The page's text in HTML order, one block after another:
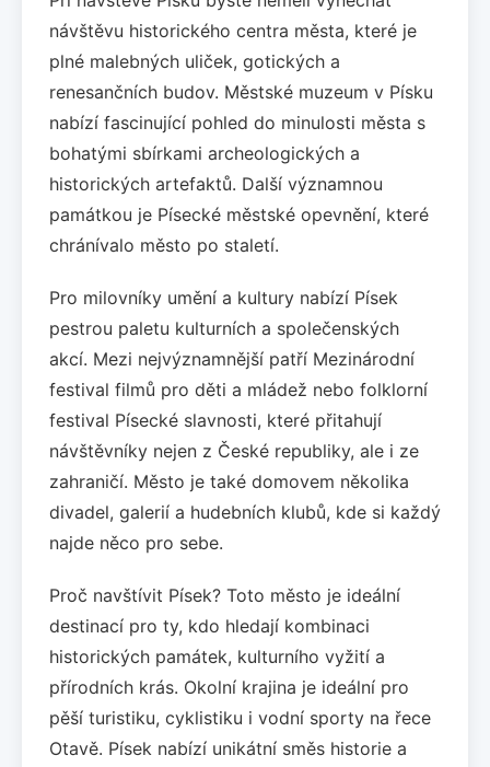
návštěvu historického centra města, které je
plné malebných uliček, gotických a
renesančních budov. Městské muzeum v Písku
nabízí fascinující pohled do minulosti města s
bohatými sbírkami archeologických a
historických artefaktů. Další významnou
památkou je Písecké městské opevnění, které
chránívalo město po staletí.
Pro milovníky umění a kultury nabízí Písek
pestrou paletu kulturních a společenských
akcí. Mezi nejvýznamnější patří Mezinárodní
festival filmů pro děti a mládež nebo folklorní
festival Písecké slavnosti, které přitahují
návštěvníky nejen z České republiky, ale i ze
zahraničí. Město je také domovem několika
divadel, galerií a hudebních klubů, kde si každý
najde něco pro sebe.
Proč navštívit Písek? Toto město je ideální
destinací pro ty, kdo hledají kombinaci
historických památek, kulturního vyžití a
přírodních krás. Okolní krajina je ideální pro
pěší turistiku, cyklistiku i vodní sporty na řece
Otavě. Písek nabízí unikátní směs historie a